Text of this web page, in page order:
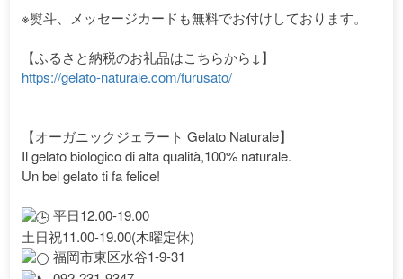
※熨斗、メッセージカードも無料でお付けしております。
【ふるさと納税のお礼品はこちらから↓】
https://gelato-naturale.com/furusato/
【オーガニックジェラート Gelato Naturale】
Il gelato biologico di alta qualità,100% naturale.
Un bel gelato ti fa felice!
平日12.00-19.00
土日祝11.00-19.00(木曜定休)
福岡市東区水谷1-9-31